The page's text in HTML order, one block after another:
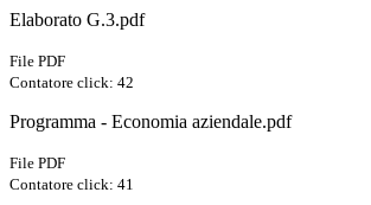
Elaborato G.3.pdf
File PDF
Contatore click: 42
Programma - Economia aziendale.pdf
File PDF
Contatore click: 41